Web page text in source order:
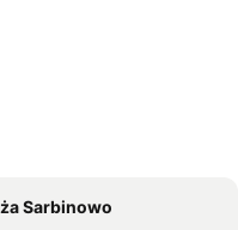
Sarbinowo